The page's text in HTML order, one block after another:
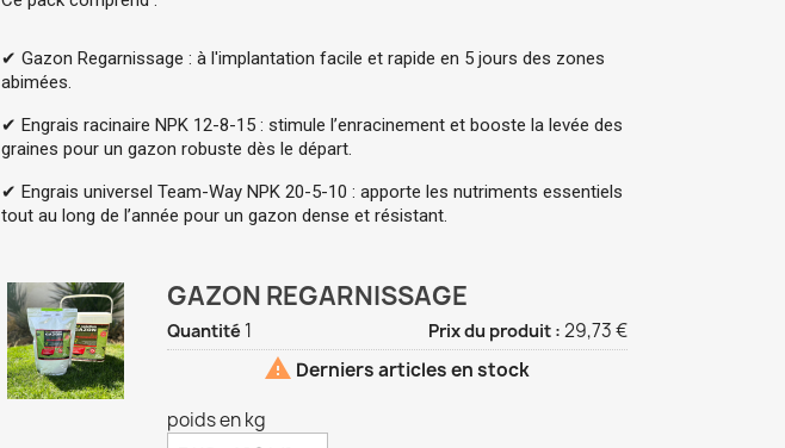
✔ Gazon Regarnissage : à l'implantation facile et rapide en 5 jours des zones
abimées.
✔ Engrais racinaire NPK 12-8-15 : stimule l’enracinement et booste la levée des
graines pour un gazon robuste dès le départ.
✔ Engrais universel Team-Way NPK 20-5-10 : apporte les nutriments essentiels
tout au long de l’année pour un gazon dense et résistant.
GAZON REGARNISSAGE
Quantité 1 Prix du produit : 29,73 €
 Derniers articles en stock
poids en kg